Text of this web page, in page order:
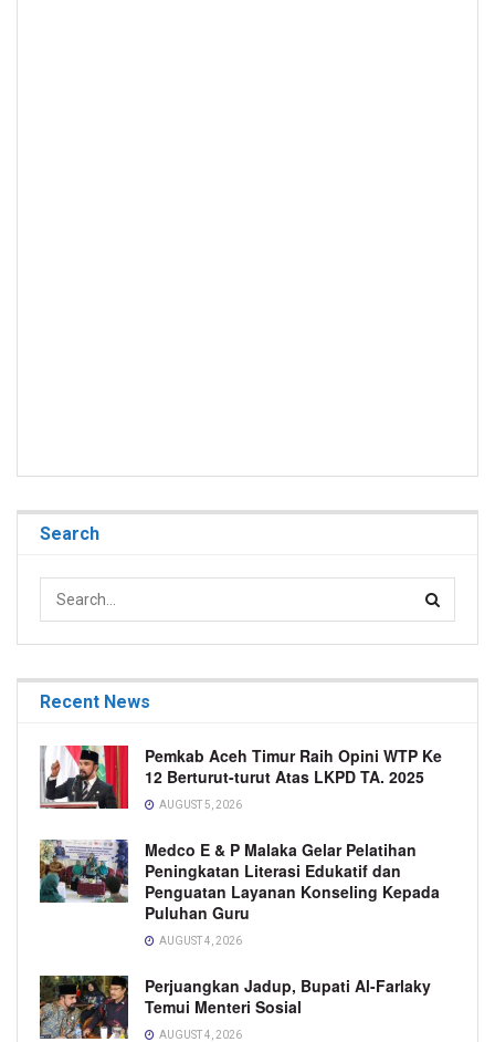
Search
Recent News
Pemkab Aceh Timur Raih Opini WTP Ke
12 Berturut-turut Atas LKPD TA. 2025
AUGUST 5, 2026
Medco E & P Malaka Gelar Pelatihan
Peningkatan Literasi Edukatif dan
Penguatan Layanan Konseling Kepada
Puluhan Guru
AUGUST 4, 2026
Perjuangkan Jadup, Bupati Al-Farlaky
Temui Menteri Sosial
AUGUST 4, 2026